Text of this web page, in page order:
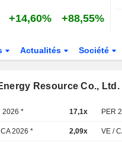
+14,60% +88,55%
Actualités Société
Resource Co., Ltd.
2026 * 17,1x PER
2026 * 2,09x VE /